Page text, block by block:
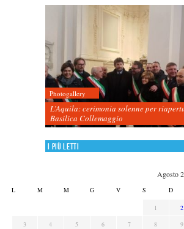
Photogallery
L’Aquila: cerimonia solenne per
Basilica Collemaggio
I più letti
Agosto
L M M G V S D
1
2
3
4 5 6 7 8
9